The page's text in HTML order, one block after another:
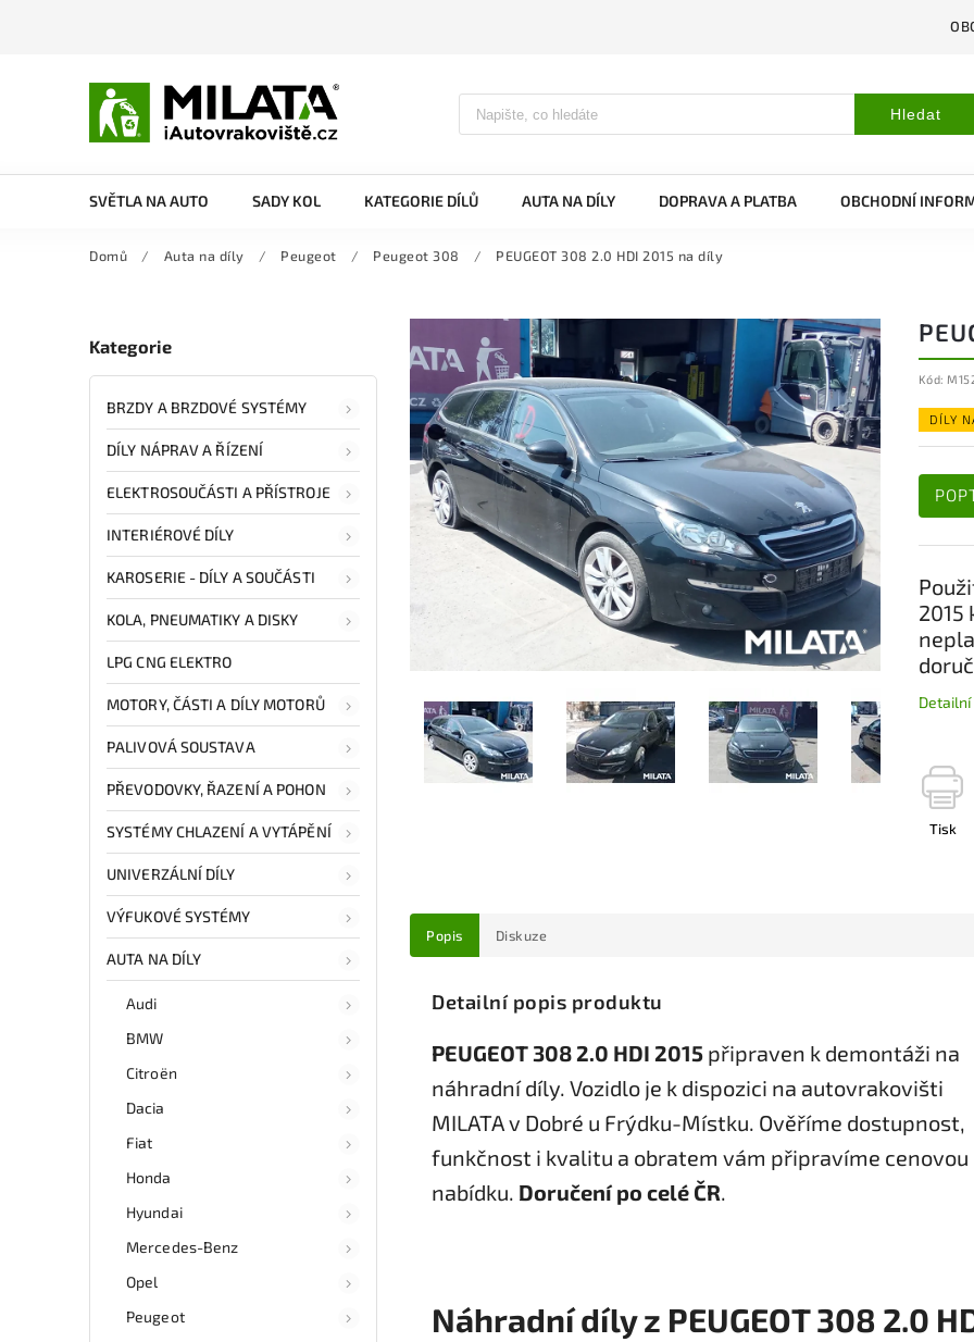
Hledat
SVĚTLA NA AUTO SADY KOL KATEGORIE DÍLŮ AUTA NA DÍLY DOPRAVA A PLATBA OBCHODNÍ
Domů / Auta na díly / Peugeot / Peugeot 308 / PEUGEOT 308 2.0 HDI 2015 na díly
Kategorie
BRZDY A BRZDOVÉ SYSTÉMY
DÍLY NÁPRAV A ŘÍZENÍ
ELEKTROSOUČÁSTI A PŘÍSTROJE
INTERIÉROVÉ DÍLY
KAROSERIE - DÍLY A SOUČÁSTI
KOLA, PNEUMATIKY A DISKY
LPG CNG ELEKTRO
MOTORY, ČÁSTI A DÍLY MOTORŮ
PALIVOVÁ SOUSTAVA
PŘEVODOVKY, ŘAZENÍ A POHON
SYSTÉMY CHLAZENÍ A VYTÁPĚNÍ
UNIVERZÁLNÍ DÍLY
VÝFUKOVÉ SYSTÉMY
AUTA NA DÍLY
Audi
BMW
Citroën
Dacia
Fiat
Honda
Hyundai
Mercedes-Benz
Opel
Peugeot
Kód:
DÍLY
2015
Tisk
Popis Diskuze
Detailní popis produktu
PEUGEOT 308 2.0 HDI 2015 připraven k demontáži na
náhradní díly. Vozidlo je k dispozici na autovrakovišti
MILATA v Dobré u Frýdku-Místku. Ověříme dostupnost,
funkčnost i kvalitu a obratem vám připravíme cenovou
nabídku. Doručení po celé ČR.
Náhradní díly z PEUGEOT 308 2.0